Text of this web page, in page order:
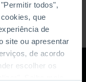
todos",
que
de
site ou apresentar
de acordo
escolher os